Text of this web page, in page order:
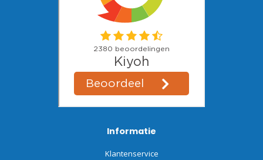
Informatie
Klantenservice